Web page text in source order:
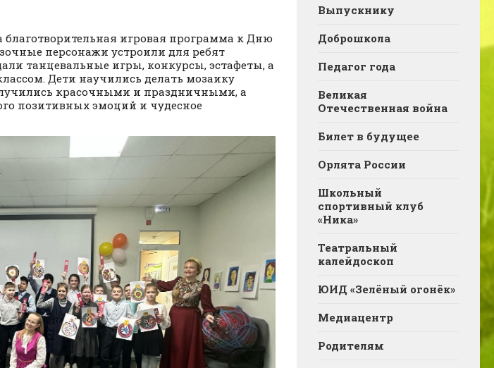
игровая программа к Дню
персонажи устроили для ребят
танцевальные игры, конкурсы, эстафеты, а
Дети научились делать мозаику
красочными и праздничными, а
позитивных эмоций и чудесное
Выпускнику
Доброшкола
Педагог года
Великая
Отечественная война
Билет в будущее
Орлята России
Школьный
спортивный клуб
«Ника»
Театральный
калейдоскоп
ЮИД «Зелёный огонёк»
Медиацентр
Родителям